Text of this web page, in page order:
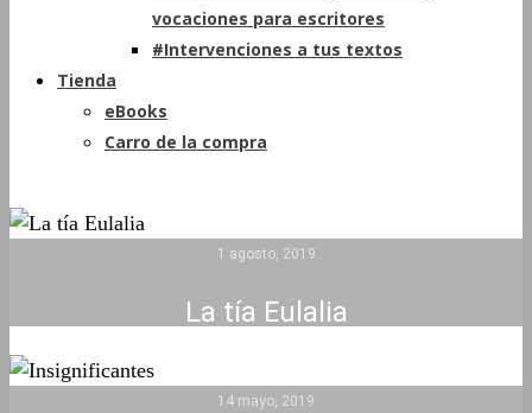
vocaciones para escritores
#Intervenciones a tus textos
Tienda
eBooks
Carro de la compra
1 agosto, 2019
La tía Eulalia
14 mayo, 2019